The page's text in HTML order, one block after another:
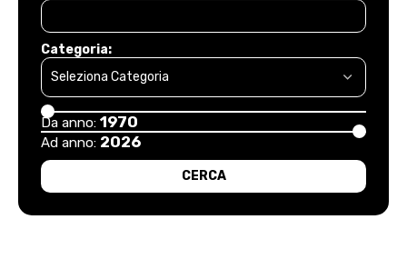
Categoria:
Da anno: 1970
Ad anno: 2026